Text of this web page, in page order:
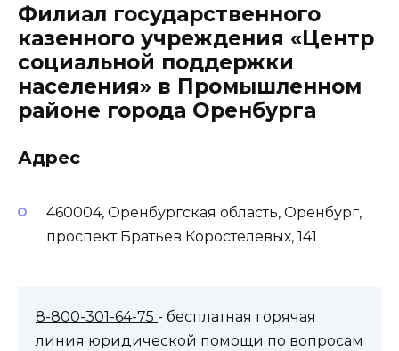
Филиал государственного
казенного учреждения «Центр
социальной поддержки
населения» в Промышленном
районе города Оренбурга
Адрес
460004, Оренбургская область, Оренбург,
проспект Братьев Коростелевых, 141
8-800-301-64-75 - бесплатная горячая
линия юридической помощи по вопросам